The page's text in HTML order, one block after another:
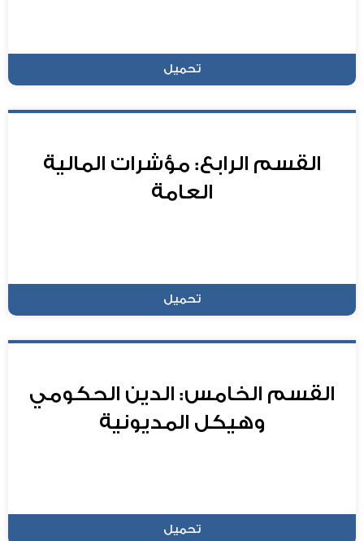
تحميل
القسم الرابع: مؤشرات المالية
العامة
تحميل
القسم الخامس: الدين الحكومي
وهيكل المديونية
تحميل